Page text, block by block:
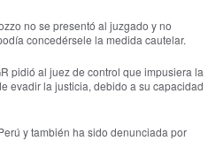
no se presentó al juzgado y no
concedérsele la medida cautelar.
pidió al juez de control que impusiera la
evadir la justicia, debido a su capacidad
y también ha sido denunciada por